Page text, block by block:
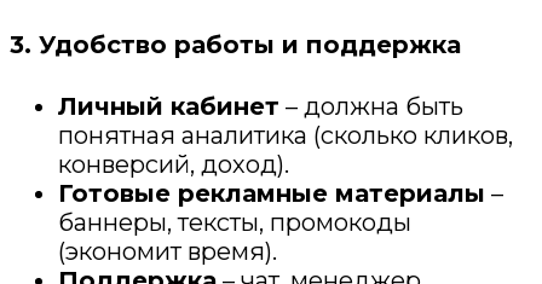
3. Удобство работы и поддержка
Личный кабинет – должна быть
понятная аналитика (сколько кликов,
конверсий, доход).
Готовые рекламные материалы –
баннеры, тексты, промокоды
(экономит время).